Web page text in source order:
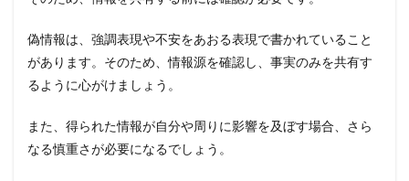
偽情報は、強調表現や不安をあおる表現で書かれていること
があります。そのため、情報源を確認し、事実のみを共有す
るように心がけましょう。
また、得られた情報が自分や周りに影響を及ぼす場合、さら
なる慎重さが必要になるでしょう。